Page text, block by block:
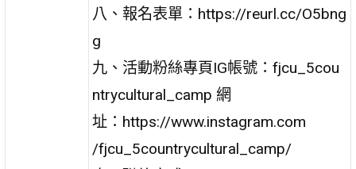
八、報名表單：https://reurl.cc/O5bng
g
九、活動粉絲專頁IG帳號：fjcu_5cou
ntrycultural_camp 網
址：https://www.instagram.com
/fjcu_5countrycultural_camp/